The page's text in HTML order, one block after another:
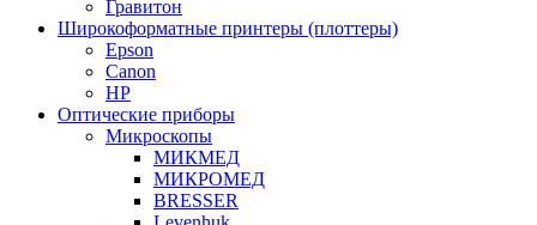
Гравитон
Широкоформатные принтеры (плоттеры)
Epson
Canon
HP
Оптические приборы
Микроскопы
МИКМЕД
МИКРОМЕД
BRESSER